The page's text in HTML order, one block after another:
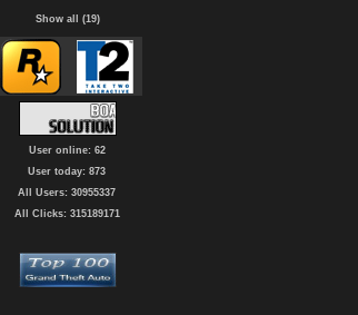
Show all (19)
User online: 62
User today: 873
All Users: 30955337
All Clicks: 315189171